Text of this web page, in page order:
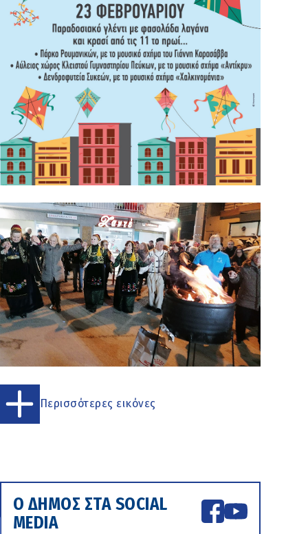
Περισσότερες εικόνες
Ο ΔΗΜΟΣ ΣΤΑ SOCIAL
MEDIA